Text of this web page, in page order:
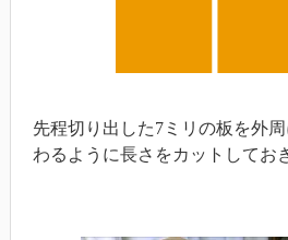
先程切り出した7ミリの板を外
わるように長さをカットしてお